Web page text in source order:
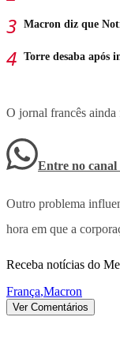
Macron diz que
Torre desaba após
O jornal francês ainda
Entre no
Outro problema
hora em que a
Receba notícias do
França,Macron
Ver Comentários